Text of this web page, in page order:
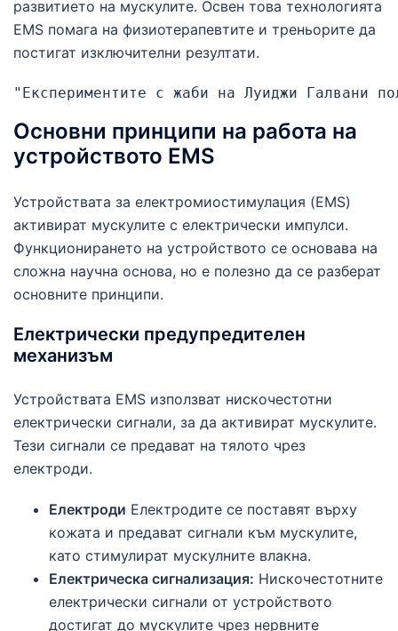
развитието на мускулите. Освен това технологията
EMS помага на физиотерапевтите и треньорите да
постигат изключителни резултати.
Основни принципи на работа на
устройството EMS
Устройствата за електромиостимулация (EMS)
активират мускулите с електрически импулси.
Функционирането на устройството се основава на
сложна научна основа, но е полезно да се разберат
основните принципи.
Електрически предупредителен
механизъм
Устройствата EMS използват нискочестотни
електрически сигнали, за да активират мускулите.
Тези сигнали се предават на тялото чрез
електроди.
Електроди Електродите се поставят върху
кожата и предават сигнали към мускулите,
като стимулират мускулните влакна.
Електрическа сигнализация: Нискочестотните
електрически сигнали от устройството
достигат до мускулите чрез нервните